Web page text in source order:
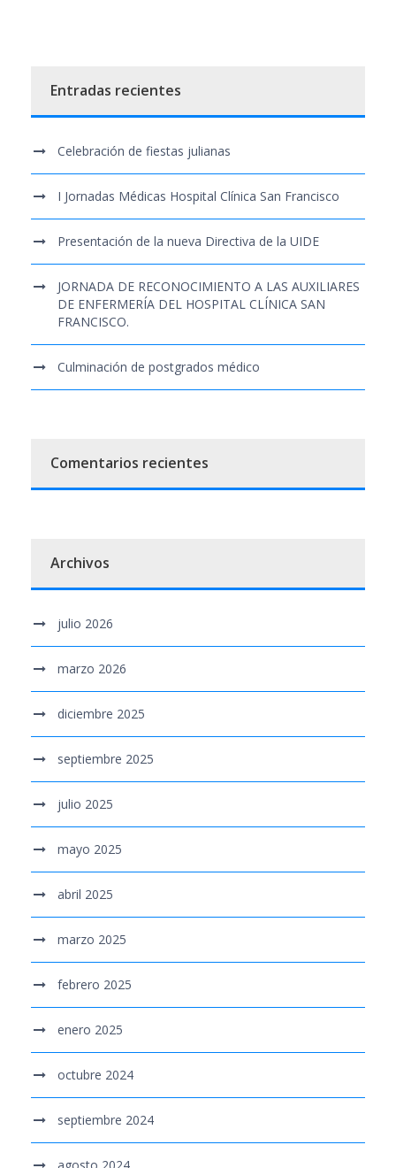
Entradas recientes
Celebración de fiestas julianas
I Jornadas Médicas Hospital Clínica San Francisco
Presentación de la nueva Directiva de la UIDE
JORNADA DE RECONOCIMIENTO A LAS AUXILIARES
DE ENFERMERÍA DEL HOSPITAL CLÍNICA SAN
FRANCISCO.
Culminación de postgrados médico
Comentarios recientes
Archivos
julio 2026
marzo 2026
diciembre 2025
septiembre 2025
julio 2025
mayo 2025
abril 2025
marzo 2025
febrero 2025
enero 2025
octubre 2024
septiembre 2024